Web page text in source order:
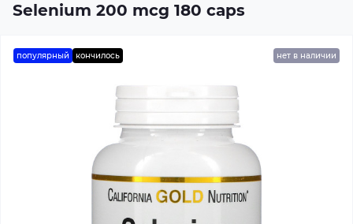
Selenium 200 mcg 180 caps
популярный кончилось нет в наличии